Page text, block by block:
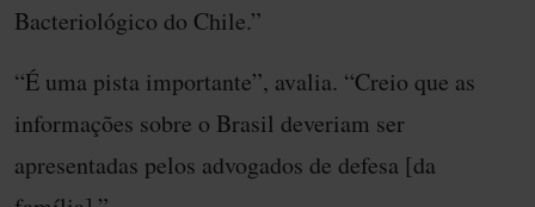
Bacteriológico do Chile.”
“É uma pista importante”, avalia. “Creio que as
informações sobre o Brasil deveriam ser
apresentadas pelos advogados de defesa [da